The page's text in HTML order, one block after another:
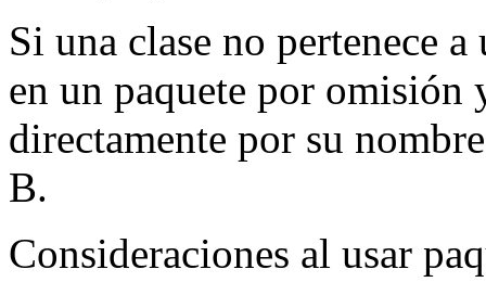
Si una clase no pertenece
en un paquete por omisión
directamente por su
B.
Consideraciones al usar